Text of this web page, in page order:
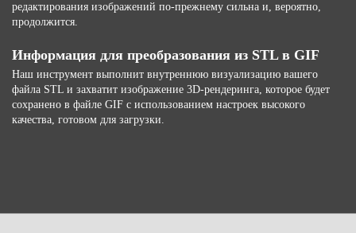
редактирования изображений по-прежнему сильна и, вероятно,
продолжится.
Информация для преобразования из STL в GIF
Наш инструмент выполнит внутреннюю визуализацию вашего
файла STL и захватит изображение 3D-рендеринга, которое будет
сохранено в файле GIF с использованием настроек высокого
качества, готовом для загрузки.